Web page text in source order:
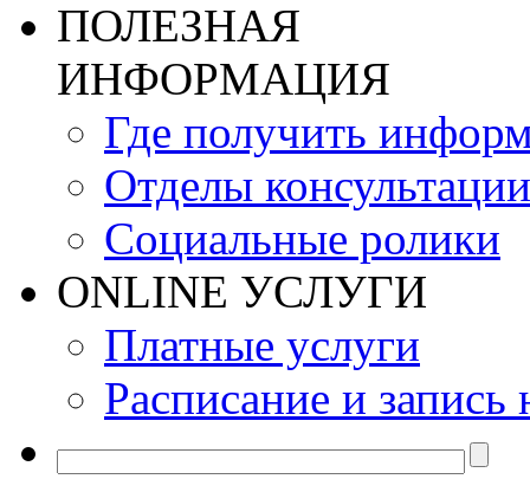
ПОЛЕЗНАЯ
ИНФОРМАЦИЯ
Где получить
Отделы консультации
Социальные ролики
ONLINE УСЛУГИ
Платные услуги
Расписание и запись